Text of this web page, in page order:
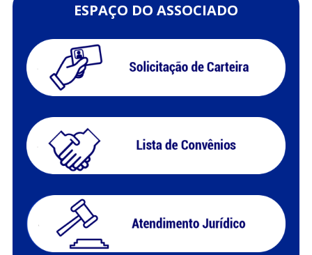
ESPAÇO DO ASSOCIADO